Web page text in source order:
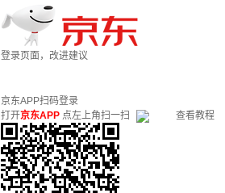
登录页面，改进建议
京东APP扫码登录
打开京东APP 点左上角扫一扫 查看教程